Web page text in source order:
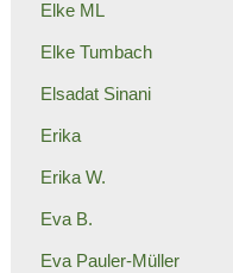
Elke ML
Elke Tumbach
Elsadat Sinani
Erika
Erika W.
Eva B.
Eva Pauler-Müller